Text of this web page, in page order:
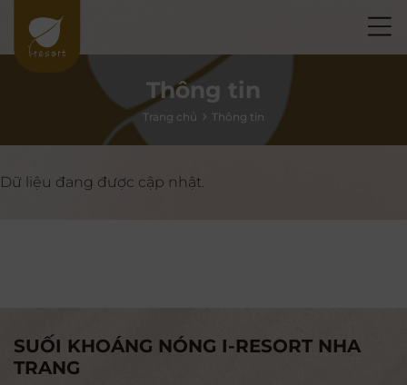
Thông tin
Trang chủ Thông tin
Dữ liệu đang được cập nhật.
SUỐI KHOÁNG NÓNG I-RESORT NHA
TRANG